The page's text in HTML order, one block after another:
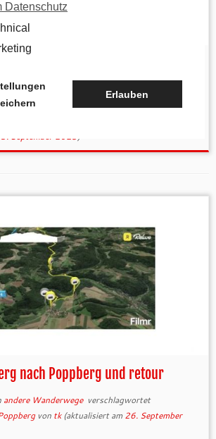
Aktuelles/Allgemein andere Wanderwege
birgland/Birlandtrail/Eckeltshof/
5. September 2023)
nach Poppberg und retour
andere Wanderwege verschlagwortet
von tk(aktualisiert am 26. September
Datenschutz
Erlauben